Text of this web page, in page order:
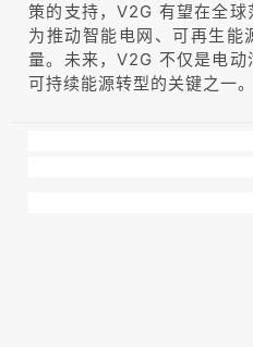
策的支持，V2G 有望在全
为推动智能电网、可再生能
量。未来，V2G 不仅是电
可持续能源转型的关键之一。